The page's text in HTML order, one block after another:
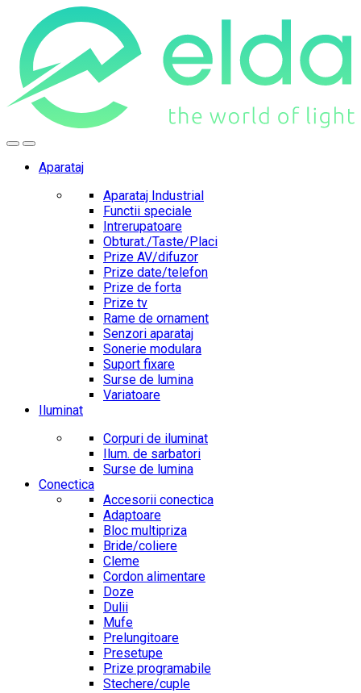
navigation
content
Aparataj
Aparataj Industrial
Functii speciale
Intrerupatoare
Obturat./Taste/Placi
Prize AV/difuzor
Prize date/telefon
Prize de forta
Prize tv
Rame de ornament
Senzori aparataj
Sonerie modulara
Suport fixare
Surse de lumina
Variatoare
Iluminat
Corpuri de iluminat
Ilum. de sarbatori
Surse de lumina
Conectica
Accesorii conectica
Adaptoare
Bloc multipriza
Bride/coliere
Cleme
Cordon alimentare
Doze
Dulii
Mufe
Prelungitoare
Presetupe
Prize programabile
Stechere/cuple